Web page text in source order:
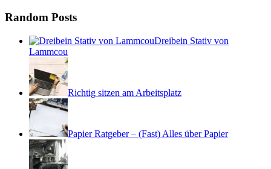
Random Posts
Dreibein Stativ von
Lammcou
Richtig sitzen am Arbeitsplatz
Papier Ratgeber – (Fast) Alles über Papier